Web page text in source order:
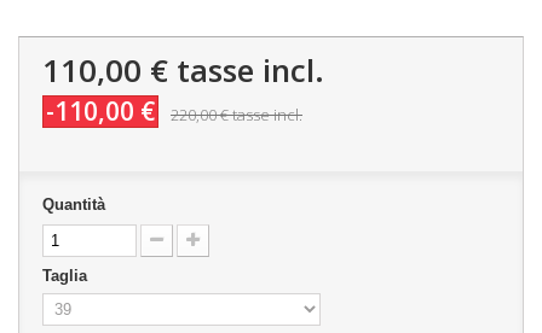
110,00 € tasse incl.
-110,00 € 220,00 €tasse incl.
Quantità
Taglia